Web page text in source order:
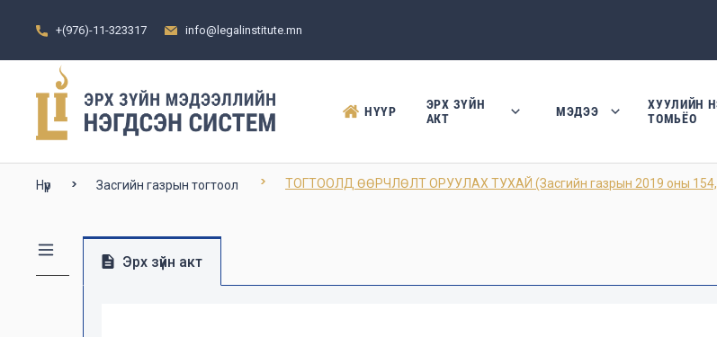
+(976)-11-323317 info@legalinstitute.mn
НҮҮР
ЭРХ ЗҮЙН
АКТ
МЭДЭЭ
ХУУЛИЙН
ТОМЬЁО
Нүүр Засгийн газрын тогтоол ТОГТООЛД ӨӨРЧЛӨЛТ ОРУУЛАХ ТУХАЙ (Засгийн газрын 2019 оны 154,
Эрх зүйн акт